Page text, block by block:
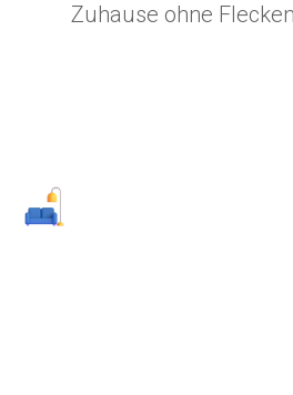
Zuhause ohne